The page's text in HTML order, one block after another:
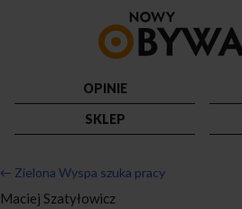
OPINIE
SKLEP
← Zielona Wyspa szuka pracy
Maciej Szatyłowicz